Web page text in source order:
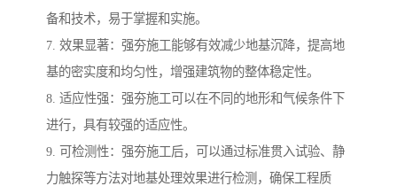
备和技术，易于掌握和实施。
7. 效果显著：强夯施工能够有效减少地基沉降，提高地
基的密实度和均匀性，增强建筑物的整体稳定性。
8. 适应性强：强夯施工可以在不同的地形和气候条件下
进行，具有较强的适应性。
9. 可检测性：强夯施工后，可以通过标准贯入试验、静
力触探等方法对地基处理效果进行检测，确保工程质